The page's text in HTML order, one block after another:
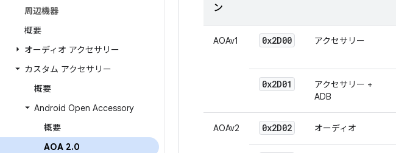
周辺機器
概要
オーディオ アクセサリー
カスタム アクセサリー
概要
Android Open Accessory
概要
AOA 2.0
ン
AOAv1 0x2D00 アクセサリー
0x2D01
アクセサリー +
ADB
AOAv2 0x2D02 オーディオ